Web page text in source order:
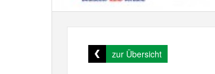
zur Übersicht